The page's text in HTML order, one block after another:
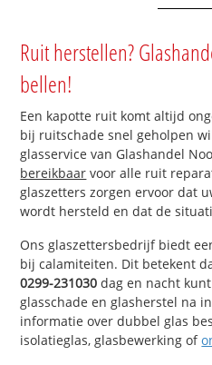
Ruit herstellen?
bellen!
Een kapotte ruit komt altijd
bij ruitschade snel geholpen
glasservice van Glashandel
bereikbaar voor alle ruit
glaszetters zorgen ervoor dat
wordt hersteld en dat de
Ons glaszettersbedrijf biedt
bij calamiteiten. Dit betekent
0299-231030 dag en nacht
glasschade en glasherstel na
informatie over dubbel glas
isolatieglas, glasbewerking of